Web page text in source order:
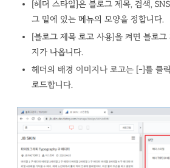
[헤더 스타일]은 블로그 제목, 검색,
그 밑에 있는 메뉴의 모양을 정합니다.
[블로그 제목 로고 사용]을 켜면 블로그
지가 나옵니다.
헤더의 배경 이미지나 로고는 [-]를 클
로드합니다.